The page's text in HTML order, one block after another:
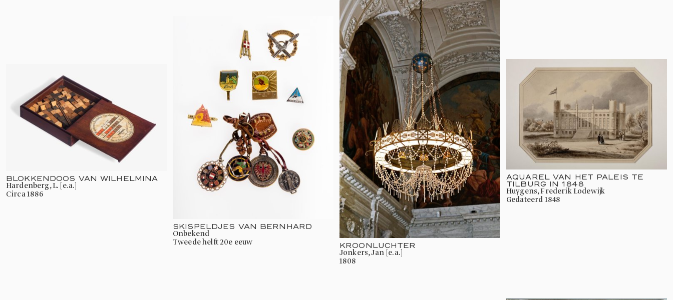
BLOKKENDOOS VAN WILHELMINA
Hardenberg, L. [e.a.]
circa 1886
SKISPELDJES VAN BERNHARD
onbekend
tweede helft 20e eeuw
KROONLUCHTER
Jonkers, Jan [e.a.]
1808
AQUAREL VAN HET PALEIS TE
TILBURG IN 1848
Huygens, Frederik Lodewijk
gedateerd 1848